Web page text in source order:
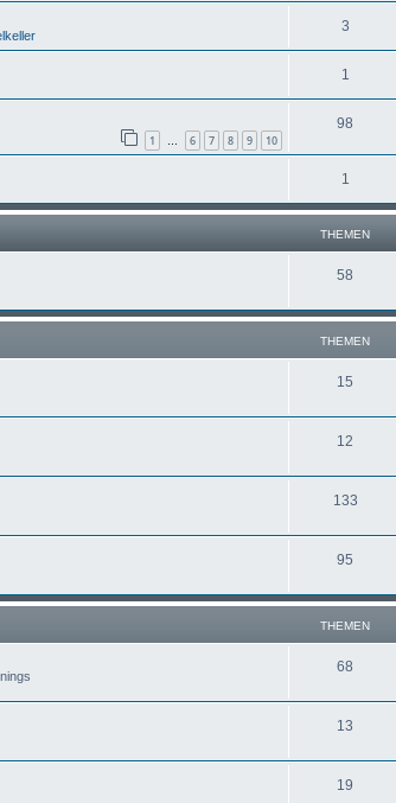
3
1
1 … 6 7 8 9 10
98
1
THEMEN
58
THEMEN
15
12
133
95
THEMEN
68
13
19